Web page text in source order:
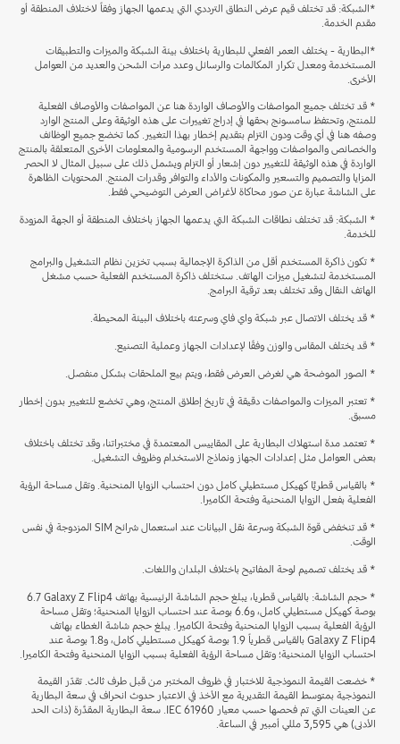
*الشبكة: قد تختلف قيم عرض النطاق الترددي التي يدعمها الجهاز وفقاً لاختلاف المنطقة أو
مقدم الخدمة.
*البطارية - يختلف العمر الفعلي للبطارية باختلاف بيئة الشبكة والميزات والتطبيقات
المستخدمة ومعدل تكرار المكالمات والرسائل وعدد مرات الشحن والعديد من العوامل
الأخرى.
* قد تختلف جميع المواصفات والأوصاف الواردة هنا عن المواصفات والأوصاف الفعلية
للمنتج، وتحتفظ سامسونج بحقها في إدراج تغييرات على هذه الوثيقة وعلى المنتج الوارد
وصفه هنا في أي وقت ودون التزام بتقديم إخطار بهذا التغيير. كما تخضع جميع الوظائف
والخصائص والمواصفات وواجهة المستخدم الرسومية والمعلومات الأخرى المتعلقة بالمنتج
الواردة في هذه الوثيقة للتغيير دون إشعار أو التزام ويشمل ذلك على سبيل المثال لا الحصر
المزايا والتصميم والتسعير والمكونات والأداء والتوافر وقدرات المنتج. المحتويات الظاهرة
على الشاشة عبارة عن صور محاكاة لأغراض العرض التوضيحي فقط.
* الشبكة: قد تختلف نطاقات الشبكة التي يدعمها الجهاز باختلاف المنطقة أو الجهة المزودة
للخدمة.
* تكون ذاكرة المستخدم أقل من الذاكرة الإجمالية بسبب تخزين نظام التشغيل والبرامج
المستخدمة لتشغيل ميزات الهاتف. ستختلف ذاكرة المستخدم الفعلية حسب مشغل
الهاتف النقال وقد تختلف بعد ترقية البرامج.
* قد يختلف الاتصال عبر شبكة واي فاي وسرعته باختلاف البيئة المحيطة.
* قد يختلف المقاس والوزن وفقًا لإعدادات الجهاز وعملية التصنيع.
* الصور الموضحة هي لغرض العرض فقط، ويتم بيع الملحقات بشكل منفصل.
* تعتبر الميزات والمواصفات دقيقة في تاريخ إطلاق المنتج، وهي تخضع للتغيير بدون إخطار
مسبق.
* تعتمد مدة استهلاك البطارية على المقاييس المعتمدة في مختبراتنا، وقد تختلف باختلاف
بعض العوامل مثل إعدادات الجهاز ونماذج الاستخدام وظروف التشغيل.
* بالقياس قطريًّا كهيكل مستطيلي كامل دون احتساب الزوايا المنحنية. وتقل مساحة الرؤية
الفعلية بفعل الزوايا المنحنية وفتحة الكاميرا.
* قد تنخفض قوة الشبكة وسرعة نقل البيانات عند استعمال شرائح SIM المزدوجة في نفس
الوقت.
* قد يختلف تصميم لوحة المفاتيح باختلاف البلدان واللغات.
* حجم الشاشة: بالقياس قطريا، يبلغ حجم الشاشة الرئيسية بهاتف Galaxy Z Flip4 ‏6.7
بوصة كهيكل مستطيلي كامل، و6.6 بوصة عند احتساب الزوايا المنحنية؛ وتقل مساحة
الرؤية الفعلية بسبب الزوايا المنحنية وفتحة الكاميرا. يبلغ حجم شاشة الغطاء بهاتف
Galaxy Z Flip4 بالقياس قطرياً 1.9 بوصة كهيكل مستطيلي كامل، و1.8 بوصة عند
احتساب الزوايا المنحنية؛ وتقل مساحة الرؤية الفعلية بسبب الزوايا المنحنية وفتحة الكاميرا.
* خضعت القيمة النموذجية للاختبار في ظروف المختبر من قبل طرف ثالث. تقدّر القيمة
النموذجية بمتوسط القيمة التقديرية مع الأخذ في الاعتبار حدوث انحراف في سعة البطارية
عن العينات التي تم فحصها حسب معيار IEC 61960. سعة البطارية المقدَّرة (ذات الحد
الأدنى) هي 3,595 مللي أمبير في الساعة.